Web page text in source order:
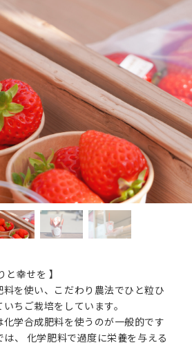
と幸せを 】
を使い、こだわり農法でひと粒ひ
ちご栽培をしています。
学合成肥料を使うのが一般的です
、 化学肥料で過度に栄養を与える